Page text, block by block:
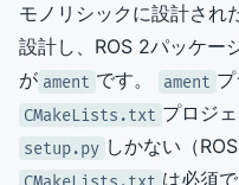
モノリシックに設計され
設計し、ROS 2パッケー
が ament です。 ament
CMakeLists.txt プロジ
setup.py しかない（
は必須